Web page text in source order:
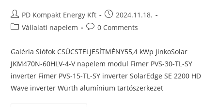
PD Kompakt Energy Kft
2024.11.18.
Vállalati napelem
0 Comments
Galéria Siófok CSÚCSTELJESÍTMÉNY55,4 kWp JinkoSolar
JKM470N-60HLV-4-V napelem modul Fimer PVS-30-TL-SY
inverter Fimer PVS-15-TL-SY inverter SolarEdge SE 2200 HD
Wave inverter Würth alumínium tartószerkezet